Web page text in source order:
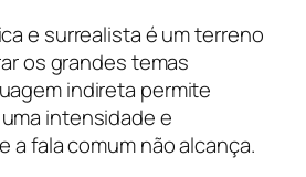
e surrealista é um terreno
os grandes temas
indireta permite
intensidade e
a fala comum não alcança.